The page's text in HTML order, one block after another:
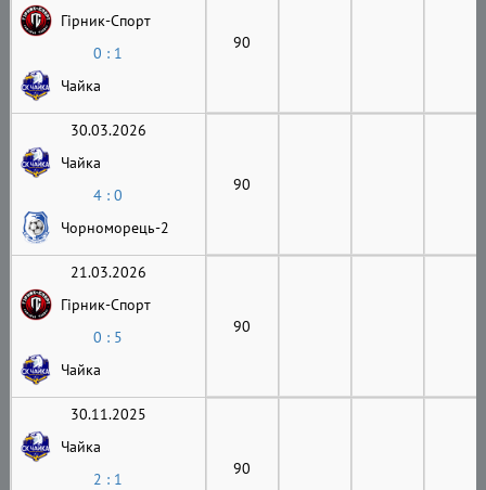
Гірник-Cпорт
0 : 1
Чайка
90
30.03.2026
Чайка
4 : 0
Чорноморець-2
90
21.03.2026
Гірник-Cпорт
0 : 5
Чайка
90
30.11.2025
Чайка
2 : 1
90